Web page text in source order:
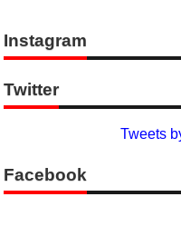
Instagram
Twitter
Tweets
Facebook